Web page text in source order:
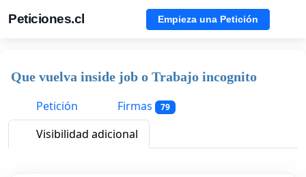
Peticiones.cl Empieza una Petición
Que vuelva inside job o Trabajo incognito
Petición
Firmas 79
Visibilidad adicional